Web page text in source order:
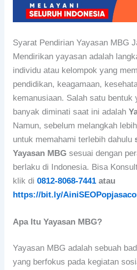
Syarat Pendirian Yayasan MBG
Mendirikan yayasan adalah
individu atau kelompok yang
pendidikan, keagamaan,
kemanusiaan. Salah satu bentuk
banyak diminati saat ini adalah
Namun, sebelum melangkah
untuk memahami terlebih dahulu
Yayasan MBG sesuai dengan
berlaku di Indonesia. Bisa
klik di 0812-8068-7441 atau
https://bit.ly/
Apa Itu Yayasan MBG?
Yayasan MBG adalah sebuah
yang berfokus pada kegiatan